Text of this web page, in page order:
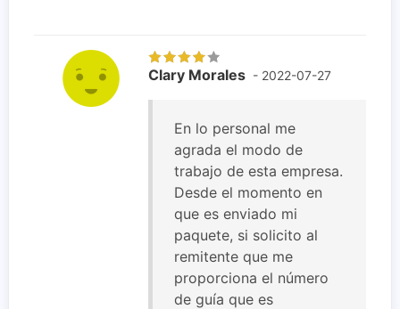
Clary Morales - 2022-07-27
En lo personal me
agrada el modo de
trabajo de esta empresa.
Desde el momento en
que es enviado mi
paquete, si solicito al
remitente que me
proporciona el número
de guía que es